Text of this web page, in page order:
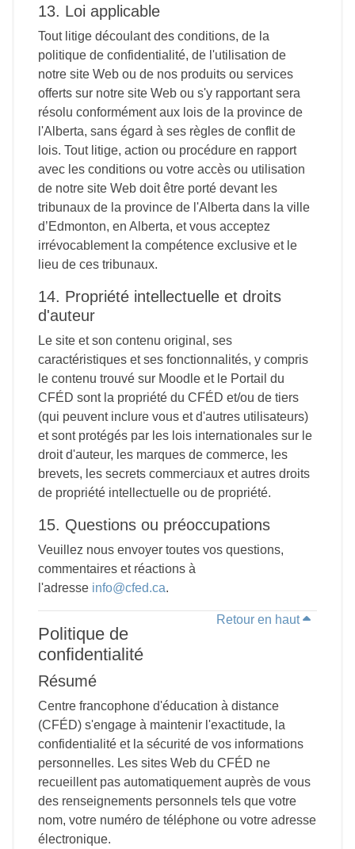
13. Loi applicable
Tout litige découlant des conditions, de la
politique de confidentialité, de l'utilisation de
notre site Web ou de nos produits ou services
offerts sur notre site Web ou s'y rapportant sera
résolu conformément aux lois de la province de
l'Alberta, sans égard à ses règles de conflit de
lois. Tout litige, action ou procédure en rapport
avec les conditions ou votre accès ou utilisation
de notre site Web doit être porté devant les
tribunaux de la province de l'Alberta dans la ville
d’Edmonton, en Alberta, et vous acceptez
irrévocablement la compétence exclusive et le
lieu de ces tribunaux.
14. Propriété intellectuelle et droits
d'auteur
Le site et son contenu original, ses
caractéristiques et ses fonctionnalités, y compris
le contenu trouvé sur Moodle et le Portail du
CFÉD sont la propriété du CFÉD et/ou de tiers
(qui peuvent inclure vous et d'autres utilisateurs)
et sont protégés par les lois internationales sur le
droit d'auteur, les marques de commerce, les
brevets, les secrets commerciaux et autres droits
de propriété intellectuelle ou de propriété.
15. Questions ou préoccupations
Veuillez nous envoyer toutes vos questions,
commentaires et réactions à
l'adresse info@cfed.ca.
Retour en haut
Politique de
confidentialité
Résumé
Centre francophone d'éducation à distance
(CFÉD) s'engage à maintenir l'exactitude, la
confidentialité et la sécurité de vos informations
personnelles. Les sites Web du CFÉD ne
recueillent pas automatiquement auprès de vous
des renseignements personnels tels que votre
nom, votre numéro de téléphone ou votre adresse
électronique.